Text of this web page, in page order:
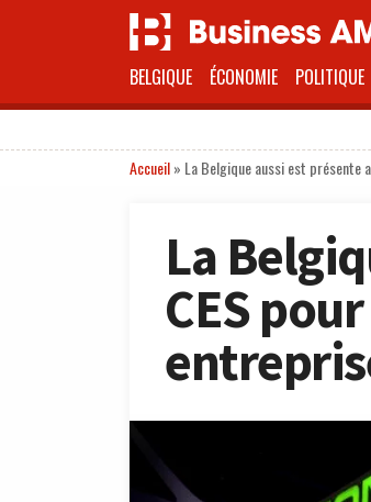
BELGIQUE ÉCONOMIE POLITIQUE
Accueil» La Belgique aussi est présente
La
CES